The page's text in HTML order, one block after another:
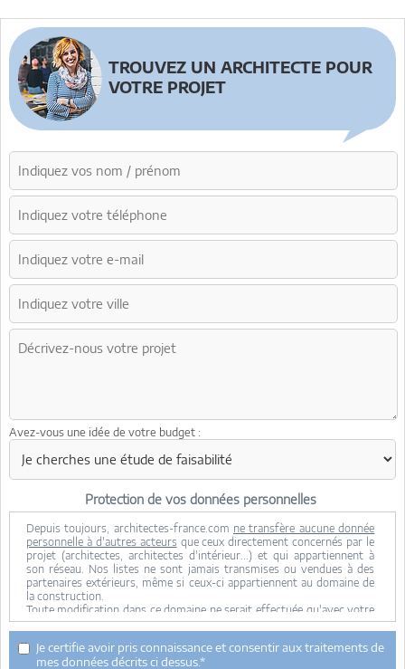
TROUVEZ UN ARCHITECTE POUR
VOTRE PROJET
Avez-vous une idée de votre budget :
Protection de vos données personnelles
Depuis toujours, architectes-france.com ne transfère aucune donnée
personnelle à d'autres acteurs que ceux directement concernés par le
projet (architectes, architectes d'intérieur...) et qui appartiennent à
son réseau. Nos listes ne sont jamais transmises ou vendues à des
partenaires extérieurs, même si ceux-ci appartiennent au domaine de
la construction.
Toute modification dans ce domaine ne serait effectuée qu'avec votre
consentement.
Je consens à ce que mes données personnelles soient collectées pour
permettre à architectes-france de transférer votre projet aux
Je certifie avoir pris connaissance et consentir aux traitements de
mes données décrits ci dessus.*